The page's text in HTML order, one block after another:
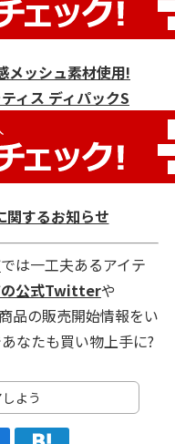
メッシュ素材使用!
ィス ディパックS
関するお知らせ
では一工夫あるアイテ
の公式Twitterや
品の販売開始情報をい
なたも買い物上手に?
よう